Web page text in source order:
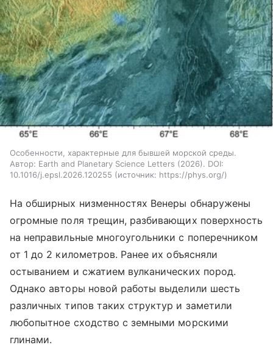
Особенности, характерные для бывшей морской среды.
Автор: Earth and Planetary Science Letters (2026). DOI:
10.1016/j.epsl.2026.120255
источник: https://phys.org/
На обширных низменностях Венеры обнаружены
огромные поля трещин, разбивающих поверхность
на неправильные многоугольники с поперечником
от 1 до 2 километров. Ранее их объясняли
остыванием и сжатием вулканических пород.
Однако авторы новой работы выделили шесть
различных типов таких структур и заметили
любопытное сходство с земными морскими
глинами.